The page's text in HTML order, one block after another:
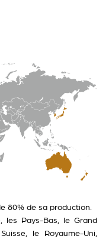
80% de sa production.
les Pays-Bas, le Grand
le Royaume-Uni,